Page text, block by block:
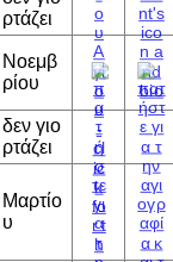
ρτάζει
Νοεμβ
ρίου
δεν γιο
ρτάζει
Μαρτίο
υ